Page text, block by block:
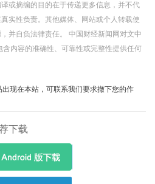
或摘编的目的在于传递更多信息，并不代
实性负责。其他媒体、网站或个人转载使
并自负法律责任。 中国财经新闻网对文中
内容的准确性、可靠性或完整性提供任何
出现在本站，可联系我们要求撤下您的作
下载